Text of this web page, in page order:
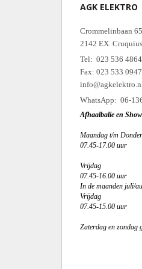
AGK ELEKTRO
Crommelinbaan 65
2142 EX Cruquius
Tel: 023 536 4864
Fax: 023 533 0947
WhatsApp: 06-
Afhaalbalie en
Maandag t/m
07.45-17.00 uur
Vrijdag
07.45-16.00 uur
In de maanden juli/
Vrijdag
07.45-15.00 uur
Zaterdag en zondag